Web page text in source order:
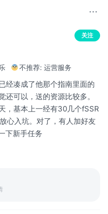
关注
不推荐: 运营服务
经凑成了他那个指南里面的
可以，送的资源比较多。
，基本上一经有30几个fSSR
心入坑。对了，有人加好友
下新手任务